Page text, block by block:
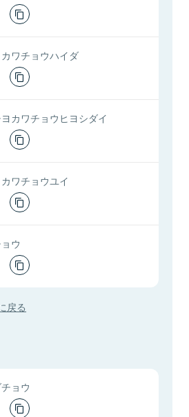
ワチョウハイダ
カワチョウヒヨシダイ
ワチョウユイ
ウ
戻る
ョウ